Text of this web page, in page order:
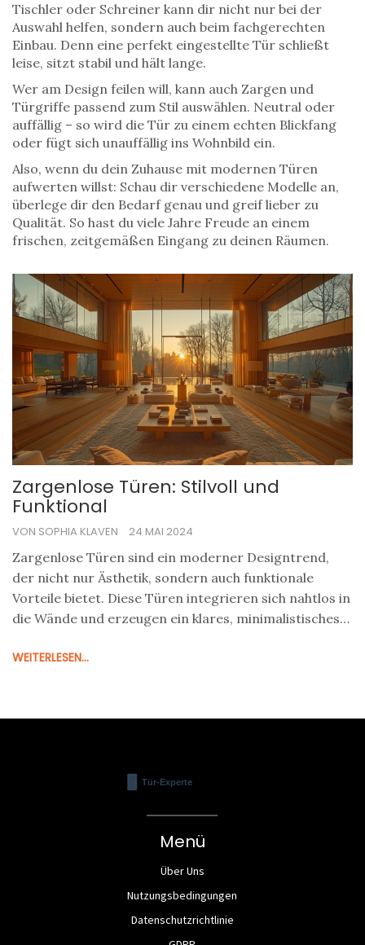
Tischler oder Schreiner kann dir nicht nur bei der
Auswahl helfen, sondern auch beim fachgerechten
Einbau. Denn eine perfekt eingestellte Tür schließt
leise, sitzt stabil und hält lange.
Wer am Design feilen will, kann auch Zargen und
Türgriffe passend zum Stil auswählen. Neutral oder
auffällig – so wird die Tür zu einem echten Blickfang
oder fügt sich unauffällig ins Wohnbild ein.
Also, wenn du dein Zuhause mit modernen Türen
aufwerten willst: Schau dir verschiedene Modelle an,
überlege dir den Bedarf genau und greif lieber zu
Qualität. So hast du viele Jahre Freude an einem
frischen, zeitgemäßen Eingang zu deinen Räumen.
Zargenlose Türen: Stilvoll und
Funktional
VON SOPHIA KLAVEN 24 MAI 2024
Zargenlose Türen sind ein moderner Designtrend,
der nicht nur Ästhetik, sondern auch funktionale
Vorteile bietet. Diese Türen integrieren sich nahtlos in
die Wände und erzeugen ein klares, minimalistisches
funktionieren, ihre Vorteile und gibt nützliche Tipps
WEITERLESEN...
Menü
Über Uns
Nutzungsbedingungen
Datenschutzrichtlinie